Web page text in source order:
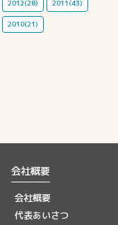
2012(28) 2011(43)
2010(21)
会社概要
会社概要
代表あいさつ